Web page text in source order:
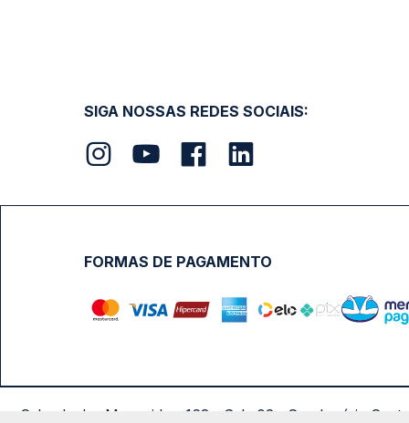
SIGA NOSSAS REDES SOCIAIS:
FORMAS DE PAGAMENTO
Calçada das Margaridas, 163 - Sala 02 - Condomínio